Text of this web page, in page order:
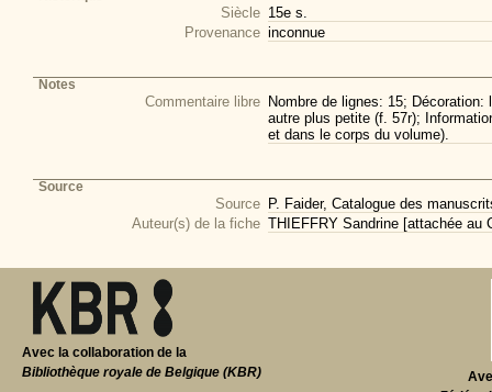
Siècle 15e s.
Provenance inconnue
Notes
Commentaire libre Nombre de lignes: 15;
autre plus petite (f. 57r);
et dans le corps du volume).
Source
Source P. Faider, Catalogue des
Auteur(s) de la fiche THIEFFRY Sandrine [attachée au
Avec la collaboration de la
Bibliothèque royale de Belgique (KBR)